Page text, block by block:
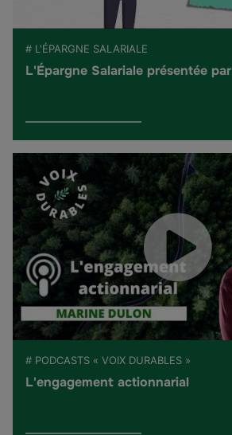
# L'ÉPARGNE SALARIALE
L'Épargne Salariale présentée
# PODCASTS « VOIX DURABLES »
L'engagement actionnarial